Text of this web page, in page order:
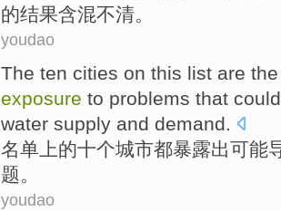
的结果含混不清。
youdao
The ten cities on this list are
exposure to problems that could
water supply and demand.
名单 上的十个城市都暴露出可能
题。
youdao